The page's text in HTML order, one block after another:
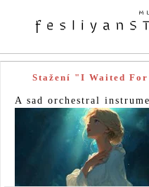
Stažení "I Waited
A sad orchestral